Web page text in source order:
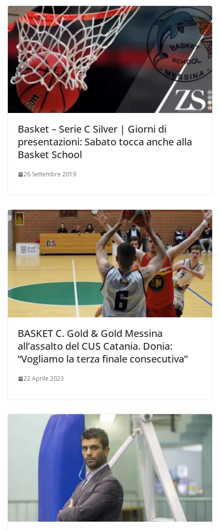
Basket – Serie C Silver | Giorni di
presentazioni: Sabato tocca anche alla
Basket School
26 Settembre 2019
BASKET C. Gold & Gold Messina
all’assalto del CUS Catania. Donia:
“Vogliamo la terza finale consecutiva”
22 Aprile 2023